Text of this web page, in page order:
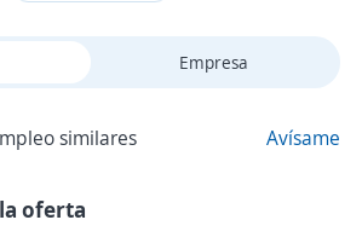
Empresa
similares Avísame
oferta